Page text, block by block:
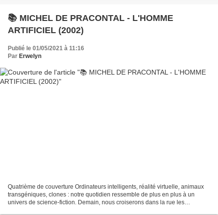
📚 MICHEL DE PRACONTAL - L'HOMME
ARTIFICIEL (2002)
Publié le 01/05/2021 à 11:16
Par Erwelyn
Quatrième de couverture Ordinateurs intelligents, réalité virtuelle, animaux
transgéniques, clones : notre quotidien ressemble de plus en plus à un
univers de science-fiction. Demain, nous croiserons dans la rue les